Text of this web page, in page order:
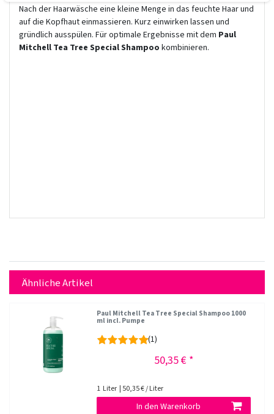
Nach der Haarwäsche eine kleine Menge in das feuchte Haar und
auf die Kopfhaut einmassieren. Kurz einwirken lassen und
gründlich ausspülen. Für optimale Ergebnisse mit dem Paul
Mitchell Tea Tree Special Shampoo kombinieren.
Ähnliche Artikel
Paul Mitchell Tea Tree Special Shampoo 1000
ml incl. Pumpe
(1)
50,35 € *
1 Liter | 50,35 € / Liter
In den Warenkorb